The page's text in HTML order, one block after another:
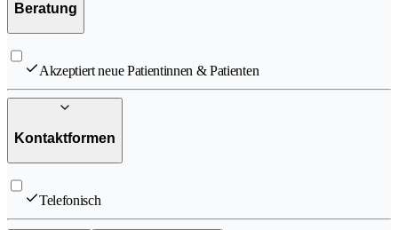
Beratung
Akzeptiert neue Patientinnen & Patienten
Kontaktformen
Telefonisch